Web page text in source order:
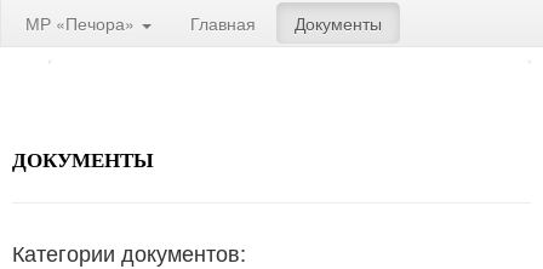
МР «Печора» Главная Документы
ДОКУМЕНТЫ
Категории документов: